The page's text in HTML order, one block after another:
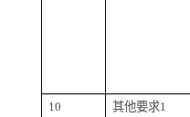
10 其他要求1